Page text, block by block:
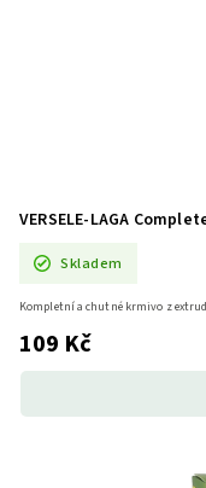
VERSELE-LAGA
Skladem
109 Kč
Kompletní a chutné krmivo z